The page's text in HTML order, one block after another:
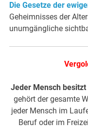
Die Gesetze der
Geheimnisses der
unumgängliche
Jeder Mensch
gehört der gesamte
jeder Mensch im
Beruf oder im